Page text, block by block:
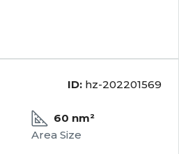
ID: hz-202201569
60 nm²
Area Size